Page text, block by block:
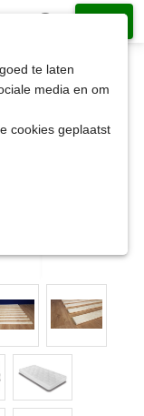
200x220cm
te laten
media en om
cookies geplaatst